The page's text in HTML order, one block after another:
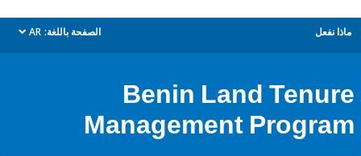
الصفحة باللغة: AR
dropdown
Benin Land
Management